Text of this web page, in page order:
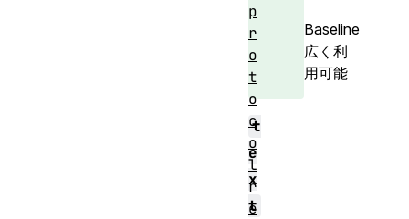
Baseline
広く利
用可能
t
e
x
t
p
r
o
t
o
c
o
l
r
e